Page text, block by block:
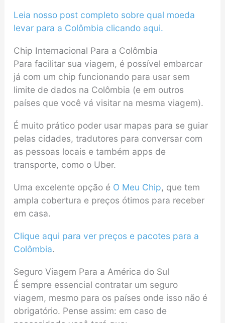
Leia nosso post completo sobre qual moeda
levar para a Colômbia clicando aqui.
Chip Internacional Para a Colômbia
Para facilitar sua viagem, é possível embarcar
já com um chip funcionando para usar sem
limite de dados na Colômbia (e em outros
países que você vá visitar na mesma viagem).
É muito prático poder usar mapas para se guiar
pelas cidades, tradutores para conversar com
as pessoas locais e também apps de
transporte, como o Uber.
Uma excelente opção é O Meu Chip, que tem
ampla cobertura e preços ótimos para receber
em casa.
Clique aqui para ver preços e pacotes para a
Colômbia.
Seguro Viagem Para a América do Sul
É sempre essencial contratar um seguro
viagem, mesmo para os países onde isso não é
obrigatório. Pense assim: em caso de